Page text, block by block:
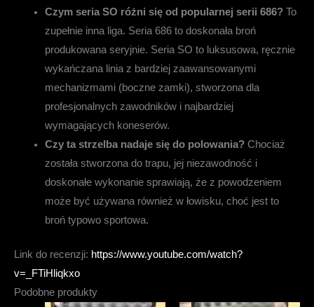
Czym seria SO różni się od popularnej serii 686?To
zupełnie inna liga. Seria 686 to doskonała broń
produkowana seryjnie. Seria SO to luksusowa, ręcznie
wykańczana linia z bardziej zaawansowanymi
mechanizmami (boczne zamki), stworzona dla
profesjonalnych zawodników i najbardziej
wymagających koneserów.
Czy ta strzelba nadaje się do polowania?Chociaż
została stworzona do trapu, jej niezawodność i
doskonałe wykonanie sprawiają, że z powodzeniem
może być używana również w łowisku, choć jest to
broń typowo sportowa.
Link do recenzji: https://www.youtube.com/watch?
v=_FTiHliqkxo
Podobne produkty